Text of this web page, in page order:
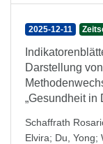
2025-12-11
Darstellung
„Gesundheit in
Schaffrath
Elvira; Du, Yong;